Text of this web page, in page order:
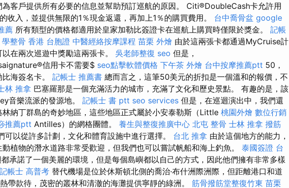
客戶提供所有必要的信息並幫助預訂巡航的原因。 Citi®DoubleCash卡允許用
收入，並提供無限的1％現金返還，再加上1％的購買費用。 台中喬骨盆 google
薦 所有類型的價格都適用於皇家加勒比簽證卡在巡航上購買時僅限於獎金。 記帳
學整骨 香港 台胞證 中醫經絡按摩課程 苗栗 外燴 由於這兩張卡都通過MyCruise計
在兩次巡遊中獎勵這兩張卡。 吳老師整復 seo 但是，
信用卡不需要$ seo點擊軟體價格 下午茶 外燴 台中按摩推薦ptt 50，
海簽名卡。 記帳士 推薦書 總而言之，這筆50美元的折扣是一個溫和的報價，不
林 推拿 巴塞羅那是一個充滿活力的城市，充滿了文化和歷史景點。 有趣的是，該
音樂流派的發源地。 記帳士 書 ptt seo services 但是，在巡迴演出中，我們還
納丁群島的奇妙地區，這些地區正式屬於小安泰勒斯（Little 桃園外燴 數位行銷
推薦ptt Antilles）的網格團體。 養生與整復推廣中心 北屯 整骨 士林 推拿 撥筋
可以從許多計劃，文化和體育設施中進行選擇。 台北 推拿 由於這個地方的能力，
植物的潛水道路非常受歡迎，但我們也可以嘗試帆船和海上釣魚。 泰國簽證 台
承諾了一個美麗的環境，但是每個島嶼都以自己的方式，因此他們擁有非常多樣
記帳士 高普考 替代機場是位於休斯頓北側的喬治·布什洲際洲際，但距離港口和道
帶款待，茂密的叢林和清澈的海灘提供寧靜的綠洲。 筋骨撥筋堂整復竹東 苗栗